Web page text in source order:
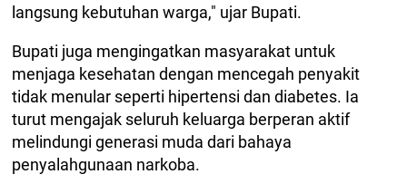
langsung kebutuhan warga," ujar Bupati.
Bupati juga mengingatkan masyarakat untuk
menjaga kesehatan dengan mencegah penyakit
tidak menular seperti hipertensi dan diabetes. Ia
turut mengajak seluruh keluarga berperan aktif
melindungi generasi muda dari bahaya
penyalahgunaan narkoba.